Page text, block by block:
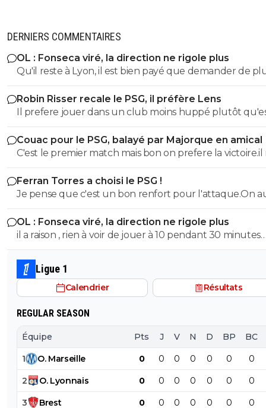
DERNIERS COMMENTAIRES
OL : Fonseca viré, la direction ne rigole plus
Qu'il reste à Lyon, il est bien payé que demander de
Robin Risser recale le PSG, il préfère Lens
Il prefere jouer dans un club moins huppé plutôt
de réussir dans un top club.C'est un choix
Couac pour le PSG, balayé par Majorque en amical
C'est le premier match mais bon on prefere la victoire.il
faut pas en faire tout un plat non plus vu le nombre
joueurs absents.Mais ceux qui esperent avoir du
jeu n'ont pas brillé
Ferran Torres a choisi le PSG !
Je pense que c'est un bon renfort pour l'attaque.On
solutions d'axe comme avant avec DEmbelé et Ramos
OL : Fonseca viré, la direction ne rigole plus
il a raison , rien à voir de jouer à 10 pendant 30 minutes
quand ton soucis est de ne pas encaisser de but, ou
à 10, 70 minutes et que tu dois marquer des buts
Ligue 1
Calendrier Résultats
REGULAR SEASON
Équipe Pts J V N D BP BC
1 O. Marseille 0 0 0 0 0 0 0
2 O. Lyonnais 0 0 0 0 0 0 0
3 Brest 0 0 0 0 0 0 0